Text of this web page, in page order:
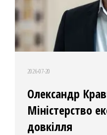
2026-07-20
Олександр
Міністерство
довкілля